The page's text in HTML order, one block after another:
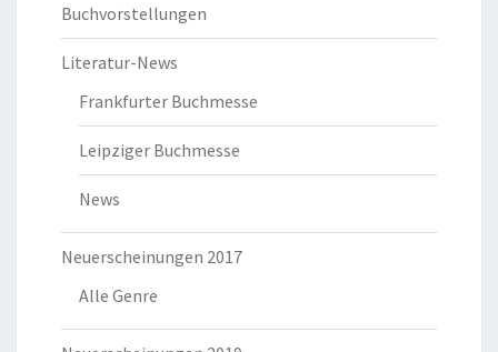
Buchvorstellungen
Literatur-News
Frankfurter Buchmesse
Leipziger Buchmesse
News
Neuerscheinungen 2017
Alle Genre